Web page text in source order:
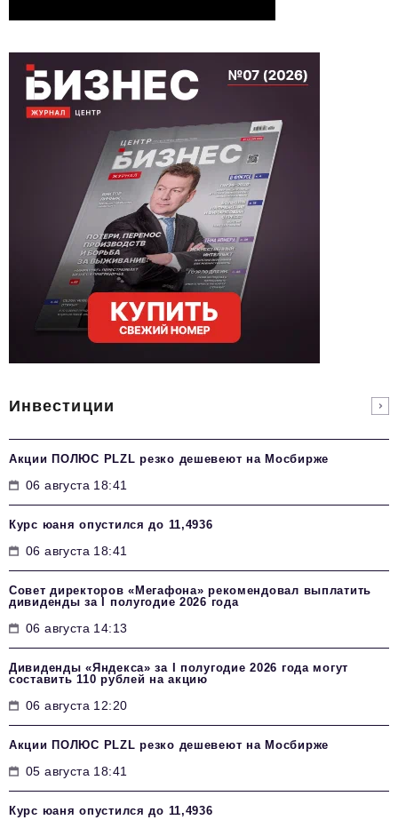
Инвестиции
Акции ПОЛЮС PLZL резко дешевеют на Мосбирже
06 августа 18:41
Курс юаня опустился до 11,4936
06 августа 18:41
Совет директоров «Мегафона» рекомендовал выплатить
дивиденды за I полугодие 2026 года
06 августа 14:13
Дивиденды «Яндекса» за I полугодие 2026 года могут
составить 110 рублей на акцию
06 августа 12:20
Акции ПОЛЮС PLZL резко дешевеют на Мосбирже
05 августа 18:41
Курс юаня опустился до 11,4936